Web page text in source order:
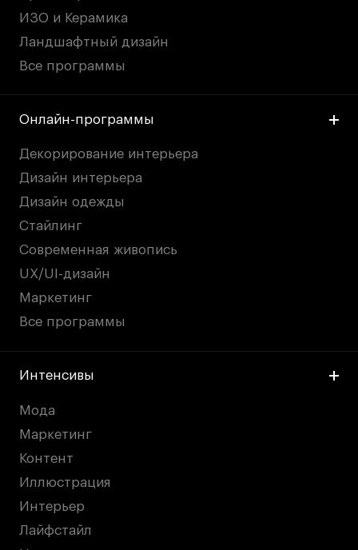
дверей
дверей
События
События
Истории успеха
Истории успеха
Universal University
Universal University
EN
EN
Кредит на образование с господдержкой
Лицензия на осуществление образовательной
деятельности АНО ВО «Универсальный
Университет»
Карта сайта
Слово куратора — Дарья Сетевинец
ПОКАЗАТЬ ЕЩЁ
ИЗО и Керамика
Ландшафтный дизайн
Все программы
Онлайн-программы
Декорирование интерьера
Дизайн интерьера
Дизайн одежды
Стайлинг
Современная живопись
UX/UI-дизайн
Маркетинг
Все программы
Интенсивы
Мода
Маркетинг
Контент
Иллюстрация
Интерьер
Лайфстайл